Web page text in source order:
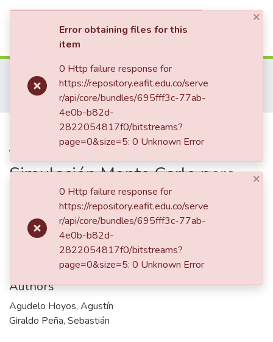
Communities & Collections
All of DSpace
Tesis de Grado
Maestría en Administración Financiera (tesis)
Niveles óptimos de trading para criptomonedas – Simulación Monte Carlo para bitcoin
Publication:Niveles óptimos de
trading para criptomonedas –
Simulación Monte Carlo para
bitcoin
Date
Authors
Agudelo Hoyos, Agustín
Giraldo Peña, Sebastián
×
Error obtaining files for this
item
0 Http failure response for
https://repository.eafit.edu.co/serve
r/api/core/bundles/695fff3c-77ab-
4e0b-b82d-
2822054817f0/bitstreams?
page=0&size=5: 0 Unknown Error
×
0 Http failure response for
https://repository.eafit.edu.co/serve
r/api/core/bundles/695fff3c-77ab-
4e0b-b82d-
2822054817f0/bitstreams?
page=0&size=5: 0 Unknown Error